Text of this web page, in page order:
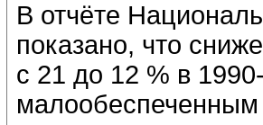
В отчёте
показано, что
с 21 до 12 % в